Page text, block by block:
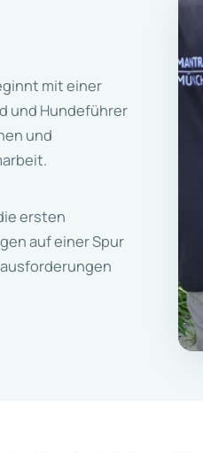
mit einer
und Hundeführer
und
ersten
auf einer Spur